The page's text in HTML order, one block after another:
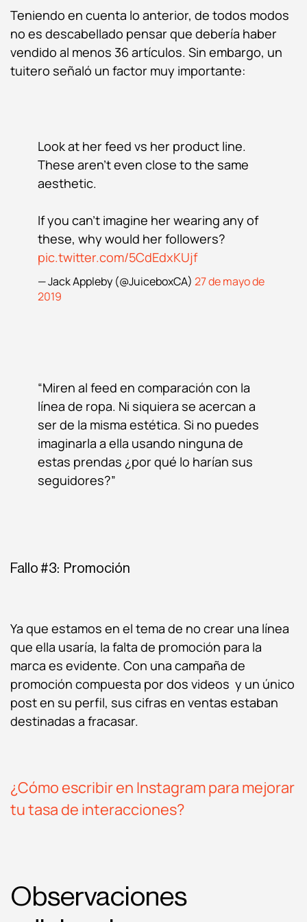
Teniendo en cuenta lo anterior, de todos modos
no es descabellado pensar que debería haber
vendido al menos 36 artículos. Sin embargo, un
tuitero señaló un factor muy importante:
Look at her feed vs her product line.
These aren’t even close to the same
aesthetic.
If you can’t imagine her wearing any of
these, why would her followers?
pic.twitter.com/5CdEdxKUjf
— Jack Appleby (@JuiceboxCA) 27 de mayo de
2019
“Miren al feed en comparación con la
línea de ropa. Ni siquiera se acercan a
ser de la misma estética. Si no puedes
imaginarla a ella usando ninguna de
estas prendas ¿por qué lo harían sus
seguidores?”
Fallo #3: Promoción
Ya que estamos en el tema de no crear una línea
que ella usaría, la falta de promoción para la
marca es evidente. Con una campaña de
promoción compuesta por dos videos y un único
post en su perfil, sus cifras en ventas estaban
destinadas a fracasar.
¿Cómo escribir en Instagram para mejorar
tu tasa de interacciones?
Observaciones